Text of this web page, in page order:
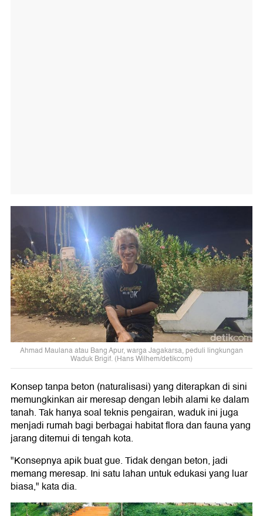
Ahmad Maulana atau Bang Apur, warga Jagakarsa, peduli lingkungan
Waduk Brigif. (Hans Wilhem/detikcom)
Konsep tanpa beton (naturalisasi) yang diterapkan di sini
memungkinkan air meresap dengan lebih alami ke dalam
tanah. Tak hanya soal teknis pengairan, waduk ini juga
menjadi rumah bagi berbagai habitat flora dan fauna yang
jarang ditemui di tengah kota.
"Konsepnya apik buat gue. Tidak dengan beton, jadi
memang meresap. Ini satu lahan untuk edukasi yang luar
biasa," kata dia.